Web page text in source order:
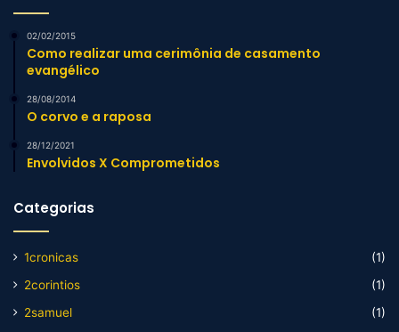
02/02/2015
Como realizar uma cerimônia de casamento
evangélico
28/08/2014
O corvo e a raposa
28/12/2021
Envolvidos X Comprometidos
Categorias
1cronicas
(1)
2corintios
(1)
2samuel
(1)